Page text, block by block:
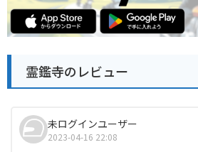
霊鑑寺のレビュー
未ログインユーザー
2023-04-16 22:08